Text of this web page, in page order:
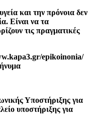
και την πρόνοια δεν
Είναι να τα
τις πραγματικές
epikoinonia/
Υποστήριξης για
υποστήριξης για